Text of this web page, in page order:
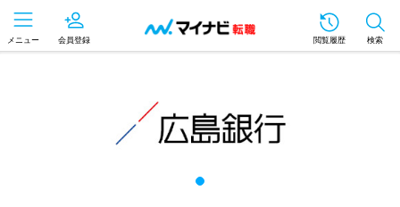
メニュー 会員登録 閲覧履歴 検索